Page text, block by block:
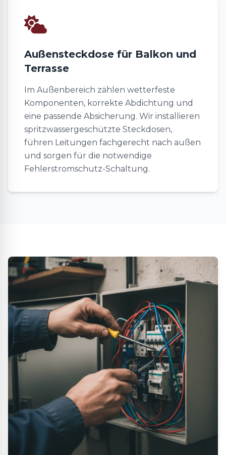
Außensteckdose für Balkon und
Terrasse
Im Außenbereich zählen wetterfeste
Komponenten, korrekte Abdichtung und
eine passende Absicherung. Wir installieren
spritzwassergeschützte Steckdosen,
führen Leitungen fachgerecht nach außen
und sorgen für die notwendige
Fehlerstromschutz-Schaltung.